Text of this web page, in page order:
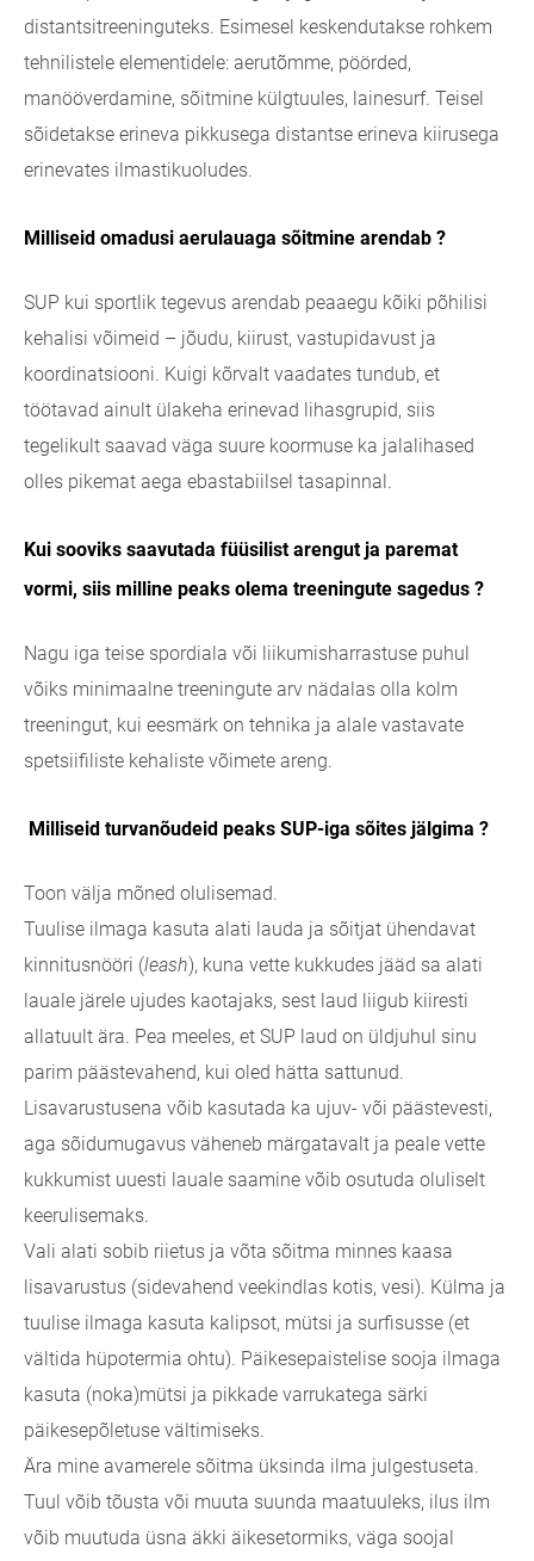
distantsitreeninguteks. Esimesel keskendutakse rohkem
tehnilistele elementidele: aerutõmme, pöörded,
manööverdamine, sõitmine külgtuules, lainesurf. Teisel
sõidetakse erineva pikkusega distantse erineva kiirusega
erinevates ilmastikuoludes.
Milliseid omadusi aerulauaga sõitmine arendab ?
SUP kui sportlik tegevus arendab peaaegu kõiki põhilisi
kehalisi võimeid – jõudu, kiirust, vastupidavust ja
koordinatsiooni. Kuigi kõrvalt vaadates tundub, et
töötavad ainult ülakeha erinevad lihasgrupid, siis
tegelikult saavad väga suure koormuse ka jalalihased
olles pikemat aega ebastabiilsel tasapinnal.
Kui sooviks saavutada füüsilist arengut ja paremat
vormi, siis milline peaks olema treeningute sagedus ?
Nagu iga teise spordiala või liikumisharrastuse puhul
võiks minimaalne treeningute arv nädalas olla kolm
treeningut, kui eesmärk on tehnika ja alale vastavate
spetsiifiliste kehaliste võimete areng.
Milliseid turvanõudeid peaks SUP-iga sõites jälgima ?
Toon välja mõned olulisemad.
Tuulise ilmaga kasuta alati lauda ja sõitjat ühendavat
kinnitusnööri (leash), kuna vette kukkudes jääd sa alati
lauale järele ujudes kaotajaks, sest laud liigub kiiresti
allatuult ära. Pea meeles, et SUP laud on üldjuhul sinu
parim päästevahend, kui oled hätta sattunud.
Lisavarustusena võib kasutada ka ujuv- või päästevesti,
aga sõidumugavus väheneb märgatavalt ja peale vette
kukkumist uuesti lauale saamine võib osutuda oluliselt
keerulisemaks.
Vali alati sobib riietus ja võta sõitma minnes kaasa
lisavarustus (sidevahend veekindlas kotis, vesi). Külma ja
tuulise ilmaga kasuta kalipsot, mütsi ja surfisusse (et
vältida hüpotermia ohtu). Päikesepaistelise sooja ilmaga
kasuta (noka)mütsi ja pikkade varrukatega särki
päikesepõletuse vältimiseks.
Ära mine avamerele sõitma üksinda ilma julgestuseta.
Tuul võib tõusta või muuta suunda maatuuleks, ilus ilm
võib muutuda üsna äkki äikesetormiks, väga soojal